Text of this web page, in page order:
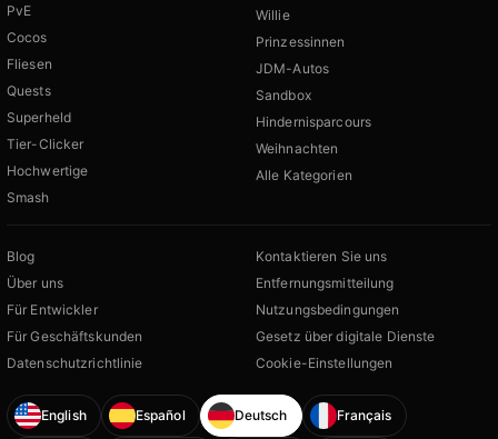
PvE
Cocos
Fliesen
Quests
Superheld
Tier-Clicker
Hochwertige
Smash
Willie
Prinzessinnen
JDM-Autos
Sandbox
Hindernisparcours
Weihnachten
Alle Kategorien
Blog
Über uns
Für Entwickler
Für Geschäftskunden
Datenschutzrichtlinie
Kontaktieren Sie uns
Entfernungsmitteilung
Nutzungsbedingungen
Gesetz über digitale Dienste
Cookie-Einstellungen
English Español Deutsch Français